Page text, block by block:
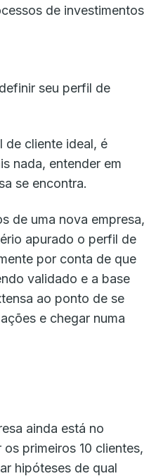
de investimentos
seu perfil de
de cliente ideal, é
nada, entender em
se encontra.
de uma nova empresa,
apurado o perfil de
por conta de que
validado e a base
ao ponto de se
e chegar numa
ainda está no
primeiros 10 clientes,
hipóteses de qual